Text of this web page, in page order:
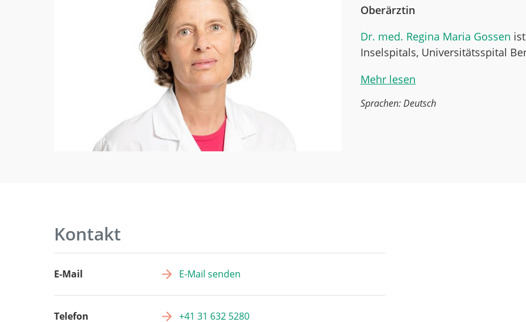
Oberärztin
Dr. med. Regina Maria Gossen
Inselspitals, Universitätsspital
Mehr lesen
Sprachen: Deutsch
Kontakt
E-Mail E-Mail senden
Telefon +41 31 632 5280